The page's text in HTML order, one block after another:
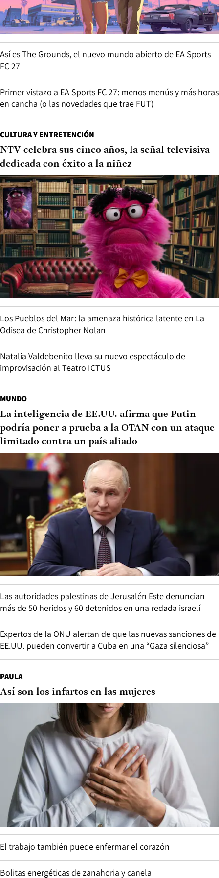
Así es The Grounds, el nuevo mundo abierto de EA Sports
FC 27
Primer vistazo a EA Sports FC 27: menos menús y más horas
en cancha (o las novedades que trae FUT)
CULTURA Y ENTRETENCIÓN
NTV celebra sus cinco años, la señal televisiva
dedicada con éxito a la niñez
Los Pueblos del Mar: la amenaza histórica latente en La
Odisea de Christopher Nolan
Natalia Valdebenito lleva su nuevo espectáculo de
improvisación al Teatro ICTUS
MUNDO
La inteligencia de EE.UU. afirma que Putin
podría poner a prueba a la OTAN con un ataque
limitado contra un país aliado
Las autoridades palestinas de Jerusalén Este denuncian
más de 50 heridos y 60 detenidos en una redada israelí
Expertos de la ONU alertan de que las nuevas sanciones de
EE.UU. pueden convertir a Cuba en una “Gaza silenciosa”
PAULA
Así son los infartos en las mujeres
El trabajo también puede enfermar el corazón
Bolitas energéticas de zanahoria y canela